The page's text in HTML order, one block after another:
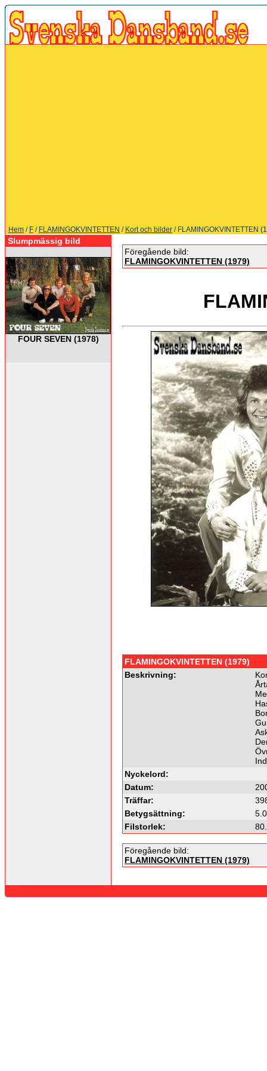
Hem / F / FLAMINGOKVINTETTEN / Kort och bilder / FLAMINGOKVINTETTEN
Slumpmässig bild
FOUR SEVEN (1978)
Föregående bild:
FLAMINGOKVINTETTEN (1979)
FLAMINGOKVINTETTEN (1979)
Beskrivning:
Nyckelord:
Datum:
Träffar:
Betygsättning:
Filstorlek:
Föregående bild:
FLAMINGOKVINTETTEN (1979)